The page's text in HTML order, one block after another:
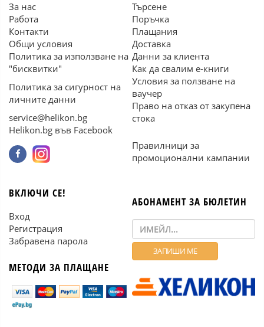
За нас
Работа
Контакти
Общи условия
Политика за използване на
"бисквитки"
Политика за сигурност на
личните данни
service@helikon.bg
Helikon.bg във Facebook
Търсене
Поръчка
Плащания
Доставка
Данни за клиента
Как да свалим е-книги
Условия за ползване на
ваучер
Право на отказ от закупена
стока
Правилници за
промоционални кампании
ВКЛЮЧИ СЕ!
Вход
Регистрация
Забравена парола
МЕТОДИ ЗА ПЛАЩАНЕ
АБОНАМЕНТ ЗА БЮЛЕТИН